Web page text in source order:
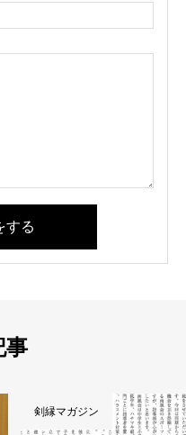
する
事
剣縁マガジン